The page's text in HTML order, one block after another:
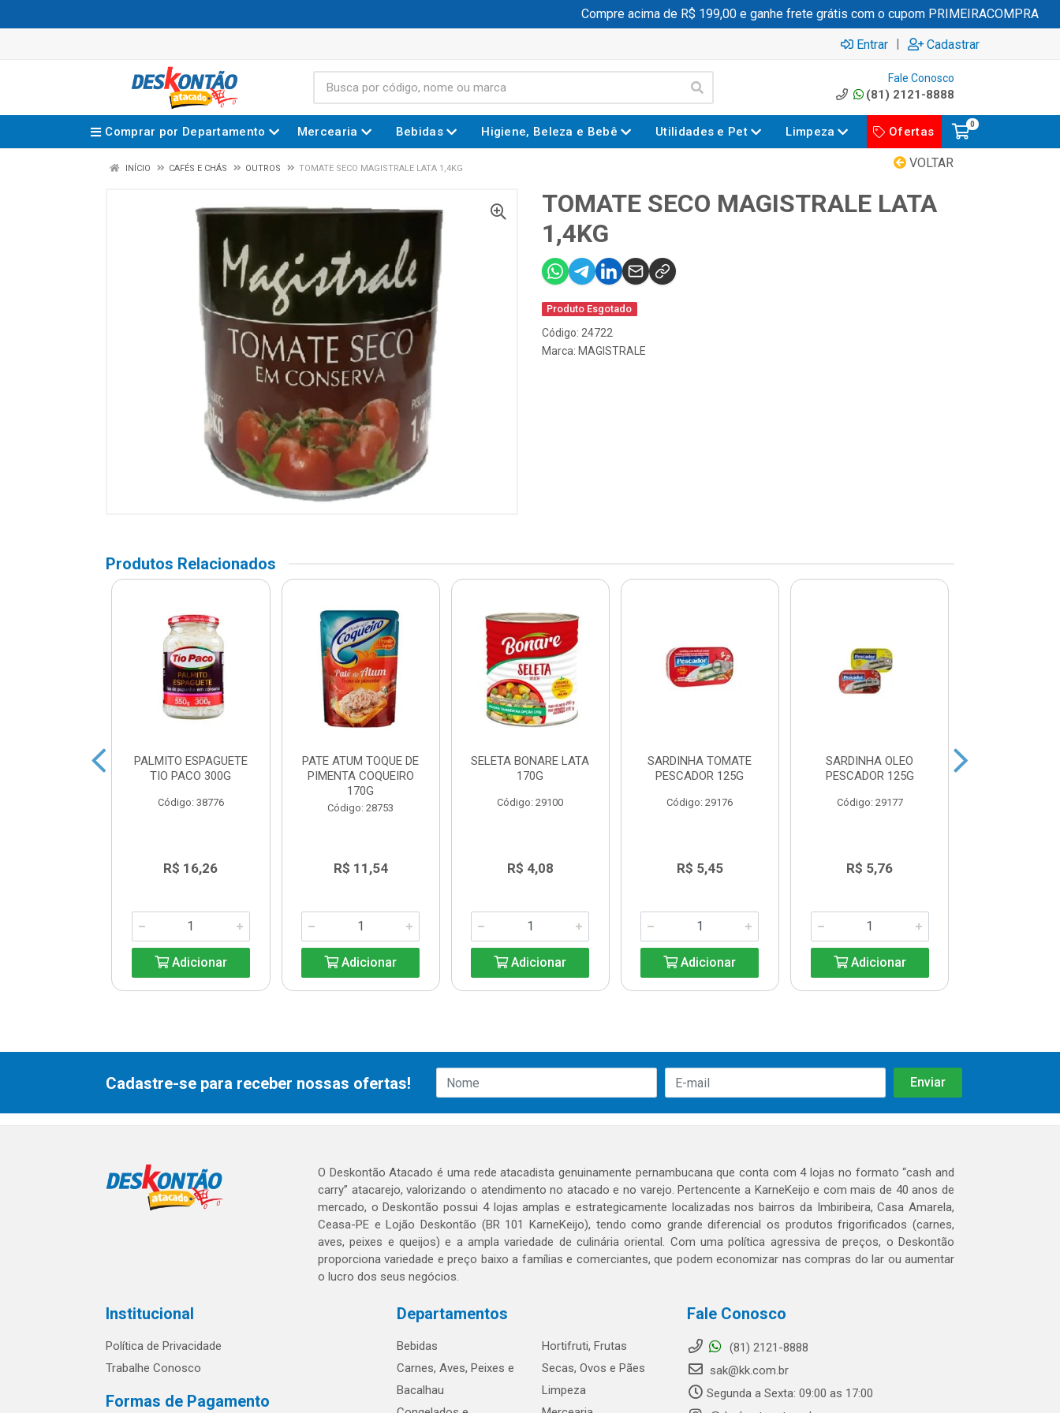
Compre acima de R$ 199,00 e ganhe frete grátis com o cupom PRIMEIRACOMPRA
Entrar | Cadastrar
Fale Conosco
(81) 2121-8888
Comprar por Departamento Mercearia Bebidas Higiene, Beleza e Bebê Utilidades e Pet Limpeza Ofertas
0
VOLTAR
INÍCIO CAFÉS E CHÁS OUTROS TOMATE SECO MAGISTRALE LATA 1,4KG
TOMATE SECO MAGISTRALE LATA
1,4KG
Produto Esgotado
Código: 24722
Marca: MAGISTRALE
Produtos Relacionados
PALMITO ESPAGUETE
TIO PACO 300G
Código: 38776
R$ 16,26
Adicionar
PATE ATUM TOQUE DE
PIMENTA COQUEIRO
170G
Código: 28753
R$ 11,54
Adicionar
SELETA BONARE LATA
170G
Código: 29100
R$ 4,08
Adicionar
SARDINHA TOMATE
PESCADOR 125G
Código: 29176
R$ 5,45
Adicionar
SARDINHA OLEO
PESCADOR 125G
Código: 29177
R$ 5,76
Adicionar
Cadastre-se para receber nossas ofertas!
O Deskontão Atacado é uma rede atacadista genuinamente pernambucana que conta com 4 lojas no formato “cash and
carry” atacarejo, valorizando o atendimento no atacado e no varejo. Pertencente a KarneKeijo e com mais de 40 anos de
mercado, o Deskontão possui 4 lojas amplas e estrategicamente localizadas nos bairros da Imbiribeira, Casa Amarela,
Ceasa-PE e Lojão Deskontão (BR 101 KarneKeijo), tendo como grande diferencial os produtos frigorificados (carnes,
aves, peixes e queijos) e a ampla variedade de culinária oriental. Com uma política agressiva de preços, o Deskontão
proporciona variedade e preço baixo a famílias e comerciantes, que podem economizar nas compras do lar ou aumentar
o lucro dos seus negócios.
Institucional
Política de Privacidade
Trabalhe Conosco
Formas de Pagamento
Departamentos
Bebidas
Carnes, Aves, Peixes e
Bacalhau
Hortifruti, Frutas
Secas, Ovos e Pães
Limpeza
Fale Conosco
(81) 2121-8888
sak@kk.com.br
Segunda a Sexta: 09:00 as 17:00